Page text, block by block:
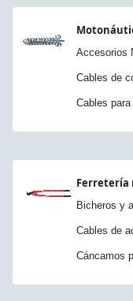
Accesorios
Cables de
Cables
Ferretería
Bicheros y
Cables de
Cáncamos